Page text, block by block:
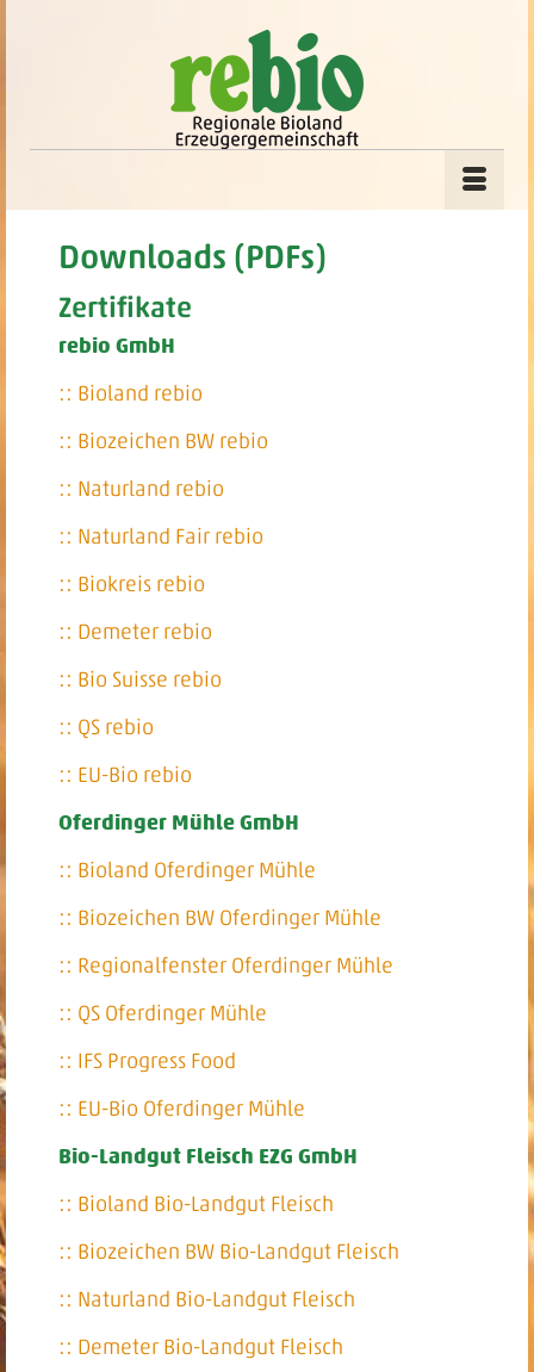
Downloads (PDFs)
Zertifikate
rebio GmbH
:: Bioland rebio
:: Biozeichen BW rebio
:: Naturland rebio
:: Naturland Fair rebio
:: Biokreis rebio
:: Demeter rebio
:: Bio Suisse rebio
:: QS rebio
:: EU-Bio rebio
Oferdinger Mühle GmbH
:: Bioland Oferdinger Mühle
:: Biozeichen BW Oferdinger Mühle
:: Regionalfenster Oferdinger Mühle
:: QS Oferdinger Mühle
:: IFS Progress Food
:: EU-Bio Oferdinger Mühle
Bio-Landgut Fleisch EZG GmbH
:: Bioland Bio-Landgut Fleisch
:: Biozeichen BW Bio-Landgut Fleisch
:: Naturland Bio-Landgut Fleisch
:: Demeter Bio-Landgut Fleisch